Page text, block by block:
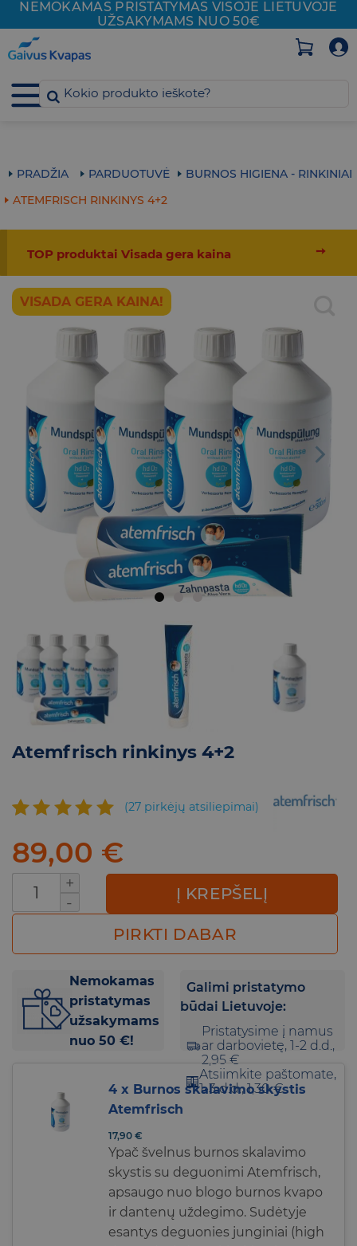
Skip
to
content
NEMOKAMAS PRISTATYMAS VISOJE LIETUVOJE
UŽSAKYMAMS NUO 50€
PRADŽIA PARDUOTUVĖ
BURNOS HIGIENA - RINKINIAI
ATEMFRISCH RINKINYS 4+2
➙
TOP produktai Visada gera kaina
VISADA GERA KAINA!
Atemfrisch rinkinys 4+2
4.85iš 5
(viso
įvertinimų:
(27pirkėjų atsiliepimai)
89,00 €
produkto kiekis: Atemfrisch rinkinys 4+2
Į KREPŠELĮ
PIRKTI DABAR
Nemokamas
pristatymas
užsakymams
nuo 50 €!
Galimi pristatymo
būdai Lietuvoje:
Pristatysime į namus
ar darbovietę, 1-2 d.d.,
2,95 €
Atsiimkite paštomate,
1-3 d.d., 1,30 €
4 x Burnos skalavimo skystis
Atemfrisch
17,90 €
Ypač švelnus burnos skalavimo
skystis su deguonimi Atemfrisch,
apsaugo nuo blogo burnos kvapo
ir dantenų uždegimo. Sudėtyje
esantys deguonies junginiai (high